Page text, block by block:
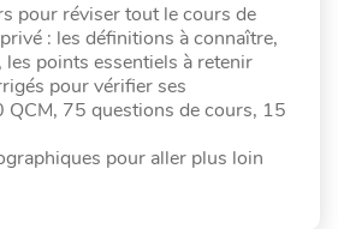
pour réviser tout le cours de
: les définitions à connaître,
les points essentiels à retenir
pour vérifier ses
QCM, 75 questions de cours, 15
pour aller plus loin